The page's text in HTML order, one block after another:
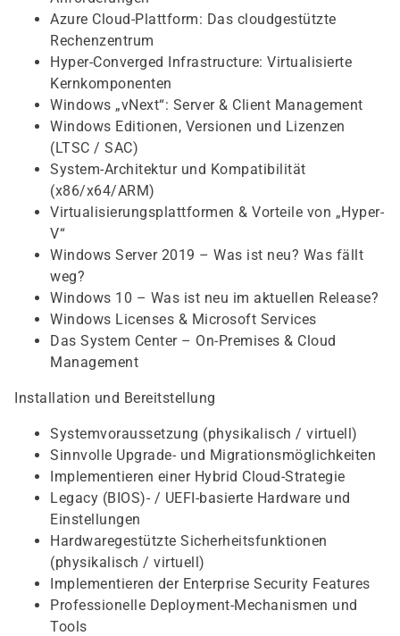
Azure Cloud-Plattform: Das cloudgestützte
Rechenzentrum
Hyper-Converged Infrastructure: Virtualisierte
Kernkomponenten
Windows „vNext“: Server & Client Management
Windows Editionen, Versionen und Lizenzen
(LTSC / SAC)
System-Architektur und Kompatibilität
(x86/x64/ARM)
Virtualisierungsplattformen & Vorteile von „Hyper-
V“
Windows Server 2019 – Was ist neu? Was fällt
weg?
Windows 10 – Was ist neu im aktuellen Release?
Windows Licenses & Microsoft Services
Das System Center – On-Premises & Cloud
Management
Installation und Bereitstellung
Systemvoraussetzung (physikalisch / virtuell)
Sinnvolle Upgrade- und Migrationsmöglichkeiten
Implementieren einer Hybrid Cloud-Strategie
Legacy (BIOS)- / UEFI-basierte Hardware und
Einstellungen
Hardwaregestützte Sicherheitsfunktionen
(physikalisch / virtuell)
Implementieren der Enterprise Security Features
Professionelle Deployment-Mechanismen und
Tools